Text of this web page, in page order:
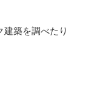
築を調べたり